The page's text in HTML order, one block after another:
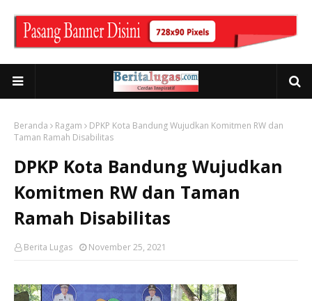
Beranda Ragam
DPKP Kota Bandung Wujudkan Komitmen RW dan
Taman Ramah Disabilitas
DPKP Kota Bandung Wujudkan
Komitmen RW dan Taman
Ramah Disabilitas
Berita Lugas November 25, 2021